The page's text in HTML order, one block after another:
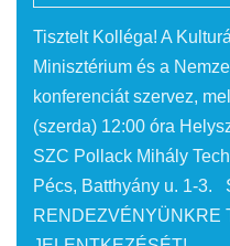
Tisztelt Kolléga! A
Minisztérium és a
konferenciát szervez,
(szerda) 12:00 óra
SZC Pollack Mihály
Pécs, Batthyány u. 1-3.
RENDEZVÉNYÜNKRE